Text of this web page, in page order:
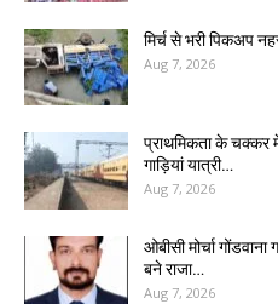
मिर्च से भरी पिकअप
Aug 7, 2026
प्राथमिकता के चक्कर
गाड़ियां यात्री…
Aug 7, 2026
ओबीसी मोर्चा
बने राजा…
Aug 7, 2026